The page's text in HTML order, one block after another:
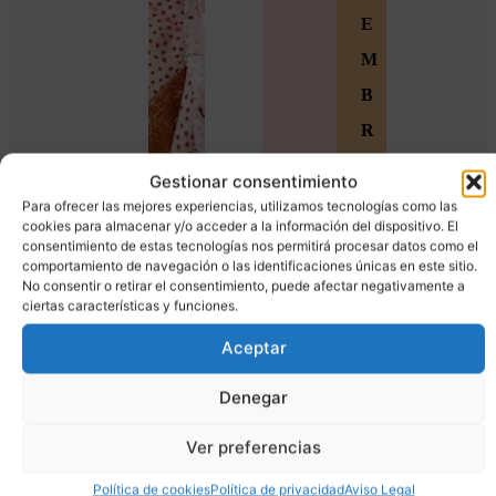
Gestionar consentimiento
Para ofrecer las mejores experiencias, utilizamos tecnologías como las
cookies para almacenar y/o acceder a la información del dispositivo. El
consentimiento de estas tecnologías nos permitirá procesar datos como el
comportamiento de navegación o las identificaciones únicas en este sitio.
No consentir o retirar el consentimiento, puede afectar negativamente a
ciertas características y funciones.
Aceptar
Denegar
Ver preferencias
Política de cookiesPolítica de privacidadAviso Legal
E
M
B
R
S
Ú
n
e
a